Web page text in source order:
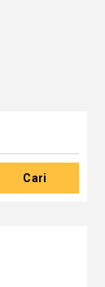
Cari